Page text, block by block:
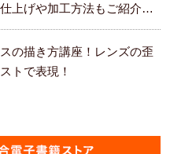
上げや加工方法もご紹介し
の描き方講座！レンズの歪
トで表現！